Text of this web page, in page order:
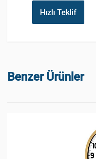
Hızlı Teklif
Benzer Ürünler